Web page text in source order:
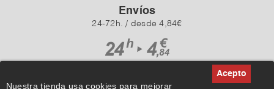
Nuestra tienda usa cookies para mejorar
Envíos
24-72h. / desde 4,84€